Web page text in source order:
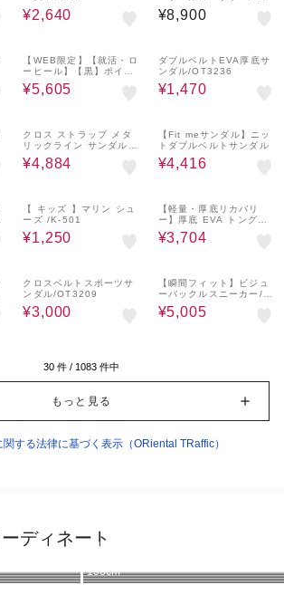
¥2,640
02
¥8,900
【WEB限定】【就活・ロ
ーヒール】【黒】ポイン
テッドトゥフラットパン
プス/R-4007
¥5,605
ダブルベルトEVA厚底サ
ンダル/OT3236
¥1,470
クロス ストラップ メタ
リックライン サンダル /
55201
¥4,884
【Fit meサンダル】ニッ
トダブルベルトサンダル
¥4,416
【 キッズ 】マリン シュ
ーズ /K-501
¥1,250
【軽量・厚底リカバリ
ー】厚底 EVA トングサ
ンダル /OT3226
¥3,704
クロスベルトスポーツサ
ンダル/OT3209
¥3,000
【瞬間フィット】ビジュ
ーバックルスニーカー/O
T3777
¥5,005
30 件 / 1083 件中
もっと見る
する法律に基づく表示（ORiental TRaffic）
ディネートORiental TRaffic
ORiental TRaffic
ORiental TRaffic
158cm